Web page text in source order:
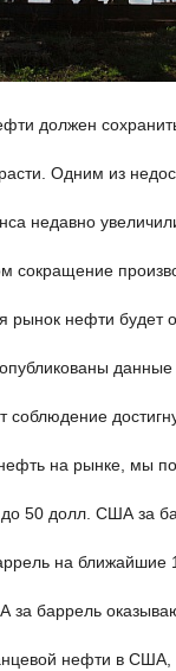
должен
Одним из
недавно
сокращение
нефти будет
данные
соблюдение
на рынке, мы
50 долл. США за
на ближайшие
баррель
нефти в